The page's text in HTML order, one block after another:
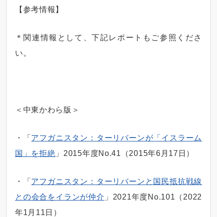
【参考情報】
＊関連情報として、下記レポートもご参照くださ
い。
＜中東かわら版＞
・「アフガニスタン：ターリバーンが「イスラーム
国」を拒絶 」2015年度No.41（2015年6月17日）
・「アフガニスタン：ターリバーンと国民抵抗戦線
との会合をイランが仲介 」2021年度No.101（2022
年1月11日）